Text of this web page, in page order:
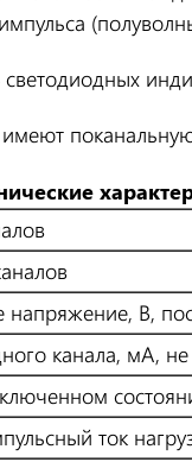
В,
канала, мА,
ток